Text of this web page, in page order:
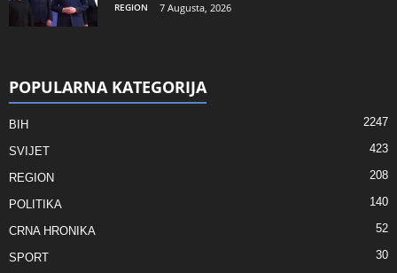
REGION 7 Augusta, 2026
POPULARNA KATEGORIJA
BIH 2247
SVIJET 423
REGION 208
POLITIKA 140
CRNA HRONIKA 52
SPORT 30